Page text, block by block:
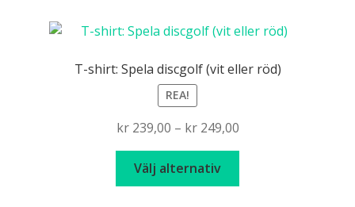
T-shirt: Spela discgolf (vit eller röd)
REA!
kr239,00 – kr249,00Price
range:
through
Välj alternativ